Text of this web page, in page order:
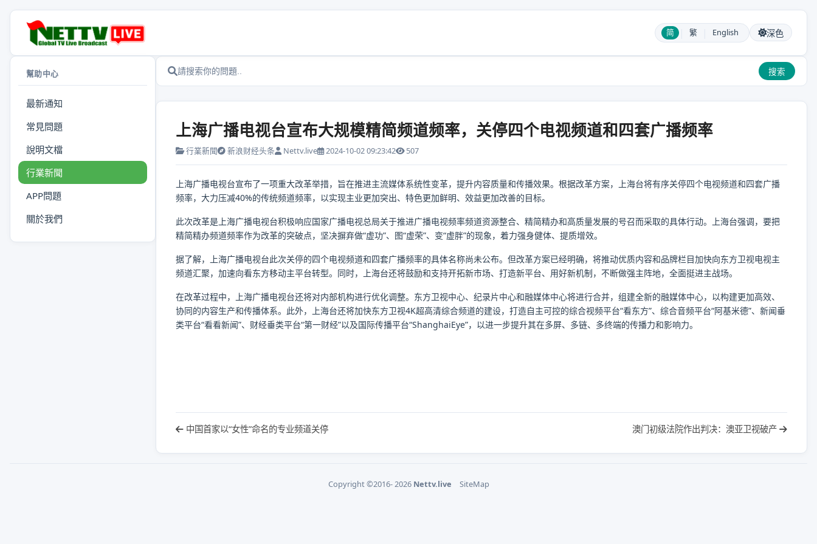
简 | 繁 English 深色
幫助中心
最新通知
常見問題
說明文檔
行業新聞
APP問題
關於我們
搜索
上海广播电视台宣布大规模精简频道频率，关停四个电视频道和四套广播频率
行業新聞 新浪财经头条 Nettv.live 2024-10-02 09:23:42 507
上海广播电视台宣布了一项重大改革举措，旨在推进主流媒体系统性变革，提升内容质量和传播效果。根据改革方案，上海台将有序关停四个电视频道和四套广播
频率，大力压减40%的传统频道频率，以实现主业更加突出、特色更加鲜明、效益更加改善的目标。
此次改革是上海广播电视台积极响应国家广播电视总局关于推进广播电视频率频道资源整合、精简精办和高质量发展的号召而采取的具体行动。上海台强调，要把
精简精办频道频率作为改革的突破点，坚决摒弃做“虚功”、图“虚荣”、变“虚胖”的现象，着力强身健体、提质增效。
据了解，上海广播电视台此次关停的四个电视频道和四套广播频率的具体名称尚未公布。但改革方案已经明确，将推动优质内容和品牌栏目加快向东方卫视电视主
频道汇聚，加速向看东方移动主平台转型。同时，上海台还将鼓励和支持开拓新市场、打造新平台、用好新机制，不断做强主阵地，全面挺进主战场。
在改革过程中，上海广播电视台还将对内部机构进行优化调整。东方卫视中心、纪录片中心和融媒体中心将进行合并，组建全新的融媒体中心，以构建更加高效、
协同的内容生产和传播体系。此外，上海台还将加快东方卫视4K超高清综合频道的建设，打造自主可控的综合视频平台“看东方”、综合音频平台“阿基米德”、新闻垂
类平台“看看新闻”、财经垂类平台“第一财经”以及国际传播平台“ShanghaiEye”，以进一步提升其在多屏、多链、多终端的传播力和影响力。
中国首家以“女性”命名的专业频道关停 澳门初级法院作出判决：澳亚卫视破产
Copyright ©2016- 2026 Nettv.live SiteMap